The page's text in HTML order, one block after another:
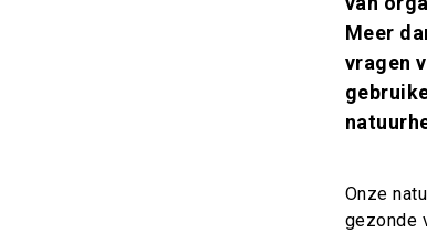
Meer
vragen
Onze
gezonde